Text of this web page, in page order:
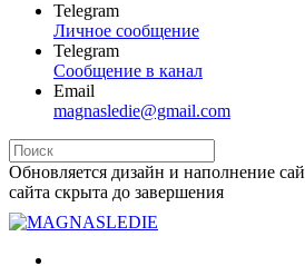
Telegram
Личное сообщение
Telegram
Сообщение в канал
Email
magnasledie@gmail.com
Обновляется дизайн и наполнение
сайта скрыта до завершения